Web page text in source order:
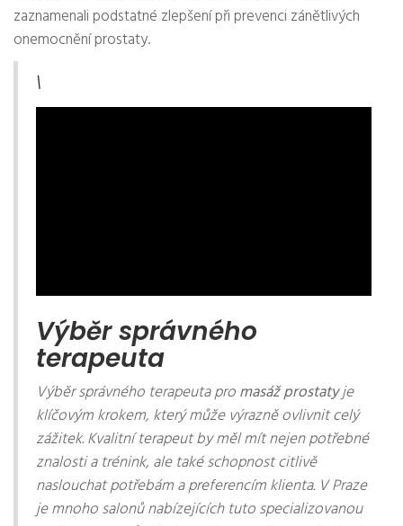
zaznamenali podstatné zlepšení při prevenci zánětlivých
onemocnění prostaty.
\
Výběr správného
terapeuta
Výběr správného terapeuta promasáž prostatyje
klíčovým krokem, který může výrazně ovlivnit celý
zážitek. Kvalitní terapeut by měl mít nejen potřebné
znalosti a trénink, ale také schopnost citlivě
naslouchat potřebám a preferencím klienta. V Praze
je mnoho salonů nabízejících tuto specializovanou